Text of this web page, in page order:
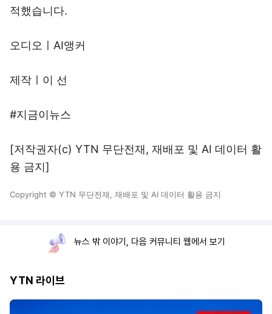
적했습니다.
오디오ㅣAI앵커
제작ㅣ이 선
#지금이뉴스
[저작권자(c) YTN 무단전재, 재배포 및 AI 데이터 활
용 금지]
Copyright © YTN 무단전재, 재배포 및 AI 데이터 활용 금지
뉴스 밖 이야기, 다음 커뮤니티 웹에서 보기
YTN 라이브